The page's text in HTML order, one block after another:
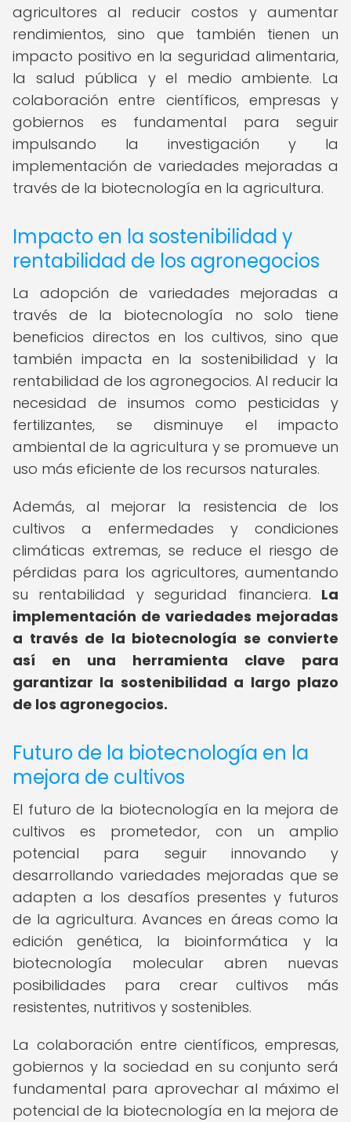
agricultores al reducir costos y aumentar
rendimientos, sino que también tienen un
impacto positivo en la seguridad alimentaria,
la salud pública y el medio ambiente. La
colaboración entre científicos, empresas y
gobiernos es fundamental para seguir
impulsando la investigación y la
implementación de variedades mejoradas a
través de la biotecnología en la agricultura.
Impacto en la sostenibilidad y
rentabilidad de los agronegocios
La adopción de variedades mejoradas a
través de la biotecnología no solo tiene
beneficios directos en los cultivos, sino que
también impacta en la sostenibilidad y la
rentabilidad de los agronegocios. Al reducir la
necesidad de insumos como pesticidas y
fertilizantes, se disminuye el impacto
ambiental de la agricultura y se promueve un
uso más eficiente de los recursos naturales.
Además, al mejorar la resistencia de los
cultivos a enfermedades y condiciones
climáticas extremas, se reduce el riesgo de
pérdidas para los agricultores, aumentando
su rentabilidad y seguridad financiera. La
implementación de variedades mejoradas
a través de la biotecnología se convierte
así en una herramienta clave para
garantizar la sostenibilidad a largo plazo
de los agronegocios.
Futuro de la biotecnología en la
mejora de cultivos
El futuro de la biotecnología en la mejora de
cultivos es prometedor, con un amplio
potencial para seguir innovando y
desarrollando variedades mejoradas que se
adapten a los desafíos presentes y futuros
de la agricultura. Avances en áreas como la
edición genética, la bioinformática y la
biotecnología molecular abren nuevas
posibilidades para crear cultivos más
resistentes, nutritivos y sostenibles.
La colaboración entre científicos, empresas,
gobiernos y la sociedad en su conjunto será
fundamental para aprovechar al máximo el
potencial de la biotecnología en la mejora de